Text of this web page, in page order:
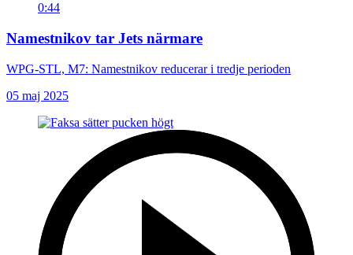
0:44
Namestnikov tar Jets närmare
WPG-STL, M7: Namestnikov reducerar i tredje perioden
05 maj 2025